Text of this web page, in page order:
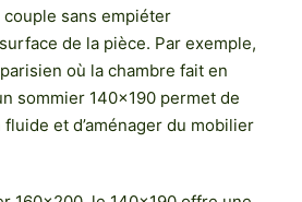
sans empiéter
de la pièce. Par exemple,
où la chambre fait en
sommier 140×190 permet de
et d’aménager du mobilier